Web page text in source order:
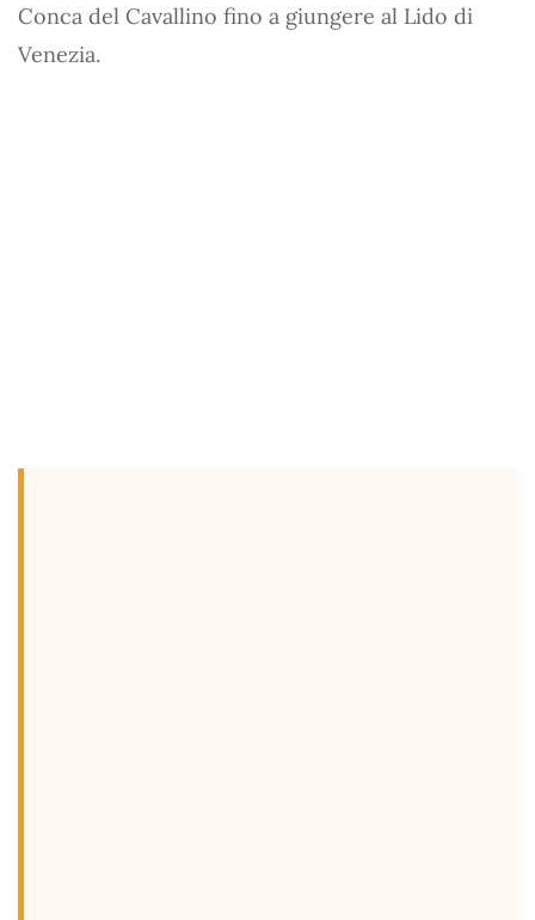
Conca del Cavallino fino a giungere al Lido di
Venezia.